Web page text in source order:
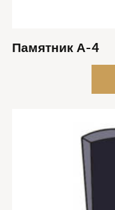
Памятник А-4